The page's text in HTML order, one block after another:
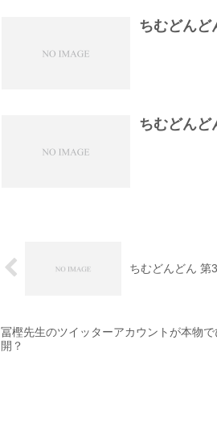
ちむどん
ちむどん
ちむどんどん
冨樫先生のツイッターアカウントが本物
開？